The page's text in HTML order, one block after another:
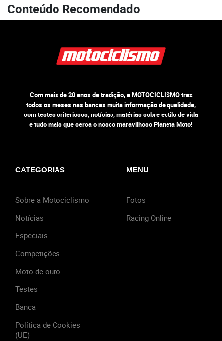
Conteúdo Recomendado
Com mais de 20 anos de tradição, a MOTOCICLISMO traz
todos os meses nas bancas muita informação de qualidade,
com testes criteriosos, notícias, matérias sobre estilo de vida
e tudo mais que cerca o nosso maravilhoso Planeta Moto!
CATEGORIAS
Sobre a Motociclismo
Notícias
Especiais
Competições
Moto de ouro
Testes
Banca
Política de Cookies
(UE)
MENU
Fotos
Racing Online